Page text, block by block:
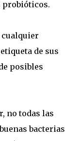
probióticos.
cualquier
de sus
posibles
no todas las
bacterias